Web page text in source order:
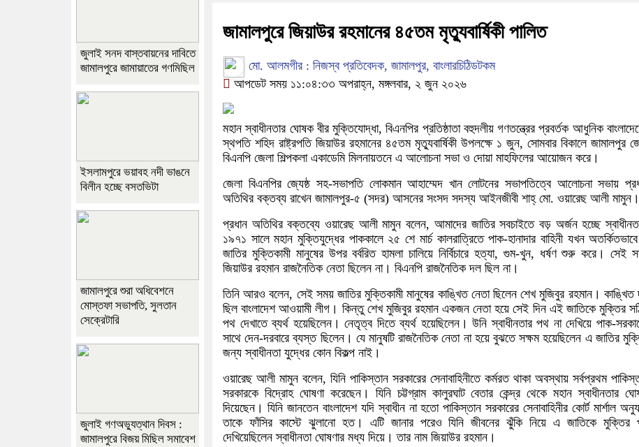
জামালপুরে জিয়াউর রহমানের ৪৫তম মৃত্যুবার্ষিকী পালিত
মো. আলমগীর : নিজস্ব প্রতিবেদক, জামালপুর, বাংলারচিঠিডটকম
আপডেট সময় ১১:০৪:৩৩ অপরাহ্ন, মঙ্গলবার, ২ জুন ২০২৬
মহান স্বাধীনতার ঘোষক বীর মুক্তিযোদ্ধা, বিএনপির প্রতিষ্ঠাতা বহুদলীয় গণতন্ত্রের প্রবর্তক আধুনিক
স্থপতি শহিদ রাষ্ট্রপতি জিয়াউর রহমানের ৪৫তম মৃত্যুবার্ষিকী উপলক্ষে ১ জুন, সোমবার বিকালে জামালপুর
বিএনপি জেলা শিল্পকলা একাডেমি মিলনায়তনে এ আলোচনা সভা ও দোয়া মাহফিলের আয়োজন করে।
জেলা বিএনপির জ্যেষ্ঠ সহ-সভাপতি লোকমান আহাম্মেদ খান লোটনের সভাপতিত্বে আলোচনা সভায়
অতিথির বক্তব্য রাখেন জামালপুর-৫ (সদর) আসনের সংসদ সদস্য আইনজীবী শাহ্ মো. ওয়ারেছ আলী মামুন।
প্রধান অতিথির বক্তব্যে ওয়ারেছ আলী মামুন বলেন, আমাদের জাতির সবচাইতে বড় অর্জন হচ্ছে
১৯৭১ সালে মহান মুক্তিযুদ্ধের পাককালে ২৫ শে মার্চ কালরাত্রিতে পাক-হানাদার বাহিনী যখন
জাতির মুক্তিকামী মানুষের উপর বর্বরিত হামলা চালিয়ে নির্বিচারে হত্যা, গুম-খুন, ধর্ষণ শুরু করে। সেই
জিয়াউর রহমান রাজনৈতিক নেতা ছিলেন না। বিএনপি রাজনৈতিক দল ছিল না।
তিনি আরও বলেন, সেই সময় জাতির মুক্তিকামী মানুষের কাঙ্খিত নেতা ছিলেন শেখ মুজিবুর রহমান। কাঙ্খিত
ছিল বাংলাদেশ আওয়ামী লীগ। কিন্তু শেখ মুজিবুর রহমান একজন নেতা হয়ে সেই দিন এই জাতিকে মুক্তির
পথ দেখাতে ব্যর্থ হয়েছিলেন। নেতৃত্ব দিতে ব্যর্থ হয়েছিলেন। উনি স্বাধীনতার পথ না দেখিয়ে পাক-
সাথে দেন-দরবারে ব্যস্ত ছিলেন। যে মানুষটি রাজনৈতিক নেতা না হয়ে বুঝতে সক্ষম হয়েছিলেন এ জাতির
জন্য স্বাধীনতা যুদ্ধের কোন বিকল্প নাই।
ওয়ারেছ আলী মামুন বলেন, যিনি পাকিস্তান সরকারের সেনাবাহিনীতে কর্মরত থাকা অবস্থায় সর্বপ্রথম
সরকারকে বিদ্রোহ ঘোষণা করেছেন। যিনি চট্টগ্রাম কালুরঘাট বেতার কেন্দ্র থেকে মহান স্বাধীনতার
দিয়েছেন। যিনি জানতেন বাংলাদেশ যদি স্বাধীন না হতো পাকিস্তান সরকারের সেনাবাহিনীর কোর্ট মার্শাল
তাকে ফাঁসির কাস্টে ঝুলানো হত। এটি জানার পরেও যিনি জীবনের ঝুঁকি নিয়ে এ জাতিকে মুক্তির
দেখিয়েছিলেন স্বাধীনতা ঘোষণার মধ্য দিয়ে। তার নাম জিয়াউর রহমান।
জুলাই সনদ বাস্তবায়নের দাবিতে
জামালপুরে জামায়াতের গণমিছিল
ইসলামপুরে ভয়াবহ নদী ভাঙনে
বিলীন হচ্ছে বসতভিটা
জামালপুরে শুরা অধিবেশনে
মোস্তফা সভাপতি, সুলতান
সেক্রেটারি
জুলাই গণঅভ্যুত্থান দিবস :
জামালপুরে বিজয় মিছিল সমাবেশ